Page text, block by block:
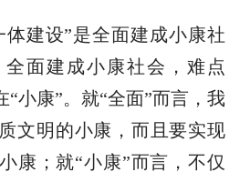
体建设”是全面建成小康社
面建成小康社会，难点
“小康”。就“全面”而言，我
文明的小康，而且要实现
康；就“小康”而言，不仅